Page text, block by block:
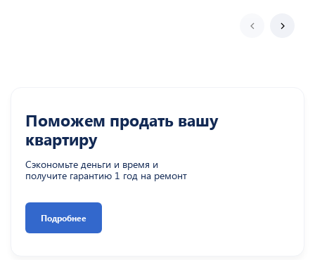
Поможем продать вашу
квартиру
Сэкономьте деньги и время и
получите гарантию 1 год на ремонт
Подробнее